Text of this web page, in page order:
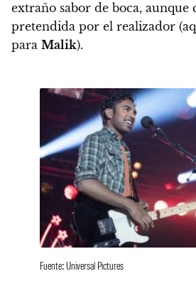
extraño sabor de boca, aunque
pretendida por el realizador
para Malik).
Fuente: Universal Pictures